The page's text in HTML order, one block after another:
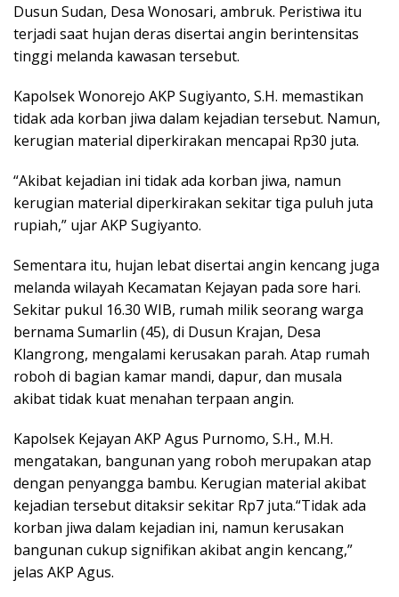
Dusun Sudan, Desa Wonosari, ambruk. Peristiwa itu
terjadi saat hujan deras disertai angin berintensitas
tinggi melanda kawasan tersebut.
Kapolsek Wonorejo AKP Sugiyanto, S.H. memastikan
tidak ada korban jiwa dalam kejadian tersebut. Namun,
kerugian material diperkirakan mencapai Rp30 juta.
“Akibat kejadian ini tidak ada korban jiwa, namun
kerugian material diperkirakan sekitar tiga puluh juta
rupiah,” ujar AKP Sugiyanto.
Sementara itu, hujan lebat disertai angin kencang juga
melanda wilayah Kecamatan Kejayan pada sore hari.
Sekitar pukul 16.30 WIB, rumah milik seorang warga
bernama Sumarlin (45), di Dusun Krajan, Desa
Klangrong, mengalami kerusakan parah. Atap rumah
roboh di bagian kamar mandi, dapur, dan musala
akibat tidak kuat menahan terpaan angin.
Kapolsek Kejayan AKP Agus Purnomo, S.H., M.H.
mengatakan, bangunan yang roboh merupakan atap
dengan penyangga bambu. Kerugian material akibat
kejadian tersebut ditaksir sekitar Rp7 juta.“Tidak ada
korban jiwa dalam kejadian ini, namun kerusakan
bangunan cukup signifikan akibat angin kencang,”
jelas AKP Agus.